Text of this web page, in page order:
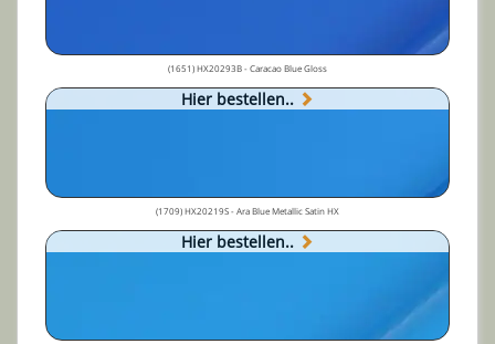
(1651) HX20293B - Caracao Blue Gloss
Hier bestellen..
(1709) HX20219S - Ara Blue Metallic Satin HX
Hier bestellen..